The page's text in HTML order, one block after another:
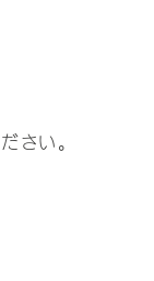
さい。